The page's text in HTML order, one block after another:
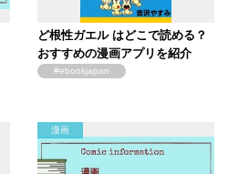
ど根性ガエル はどこで読める？
おすすめの漫画アプリを紹介
#ebookjapan
漫画